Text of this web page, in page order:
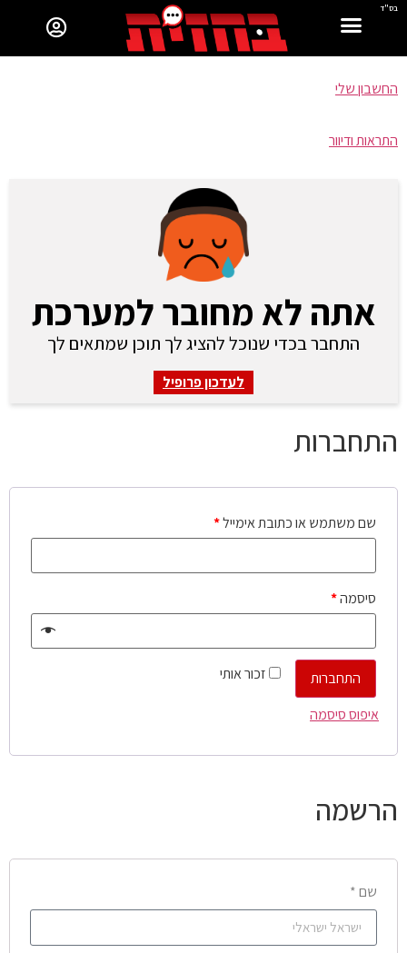
בס"ד
החשבון שלי
התראות ודיוור
אתה לא מחובר למערכת
התחבר בכדי שנוכל להציג לך תוכן שמתאים לך
לעדכון פרופיל
התחברות
שם משתמש או כתובת אימייל*
סיסמה*
זכור אותי
התחברות
איפוס סיסמה
הרשמה
שם *